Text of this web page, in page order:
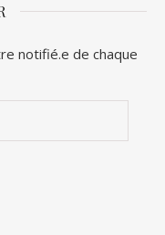
notifié.e de chaque